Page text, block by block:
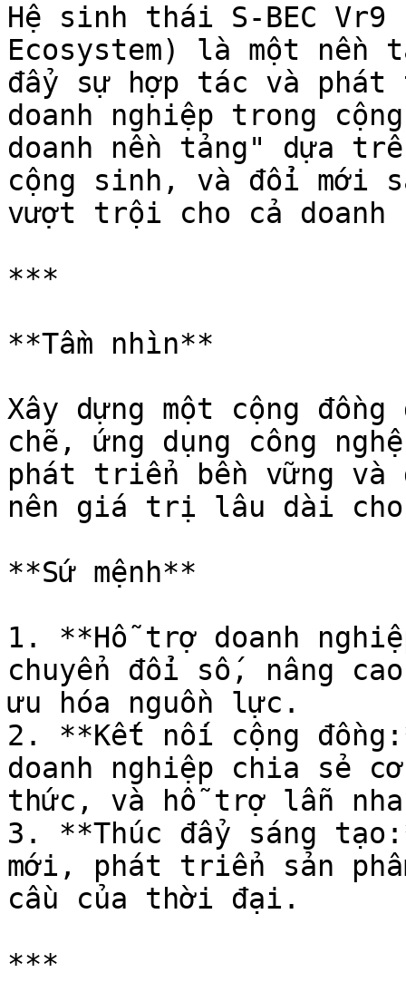
Hệ sinh thái S-BEC Vr9
Ecosystem) là một nền
đẩy sự hợp tác và
doanh nghiệp trong
doanh nền tảng" dựa
cộng sinh, và đổi mới
vượt trội cho cả doanh
***
**Tầm nhìn**
Xây dựng một cộng
chẽ, ứng dụng công
phát triển bền vững
nên giá trị lâu dài
**Sứ mệnh**
1. **Hỗ trợ doanh
chuyển đổi số, nâng
ưu hóa nguồn lực.
2. **Kết nối cộng
doanh nghiệp chia sẻ
thức, và hỗ trợ lẫn
3. **Thúc đẩy sáng
mới, phát triển sản
cầu của thời đại.
***